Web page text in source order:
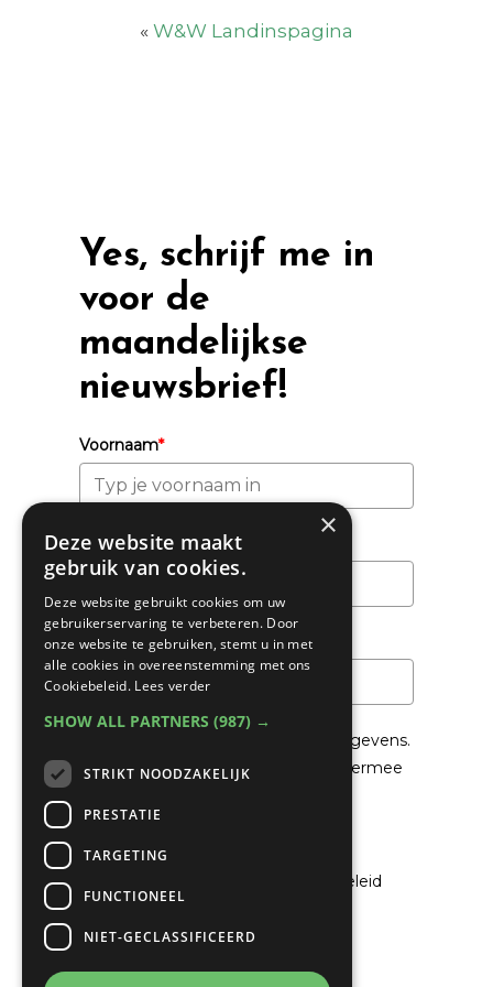
« W&W Landinspagina
Yes, schrijf me in
voor de
maandelijkse
nieuwsbrief!
Voornaam*
Achternaam
Email*
We gaan voorzichtig om met je gegevens.
Lees in hetPrivacybeleid
hoe we hiermee
Ik ga akkoord met het privacybeleid
×
Deze website maakt
gebruik van cookies.
Deze website gebruikt cookies om uw
gebruikerservaring te verbeteren. Door
onze website te gebruiken, stemt u in met
alle cookies in overeenstemming met ons
Cookiebeleid. Lees verder
SHOW ALL PARTNERS (987) →
STRIKT NOODZAKELIJK
PRESTATIE
TARGETING
FUNCTIONEEL
NIET-GECLASSIFICEERD